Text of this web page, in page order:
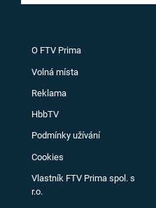
O FTV Prima
Volná místa
Reklama
HbbTV
Podmínky užívání
Cookies
Vlastník FTV Prima spol. s
r.o.